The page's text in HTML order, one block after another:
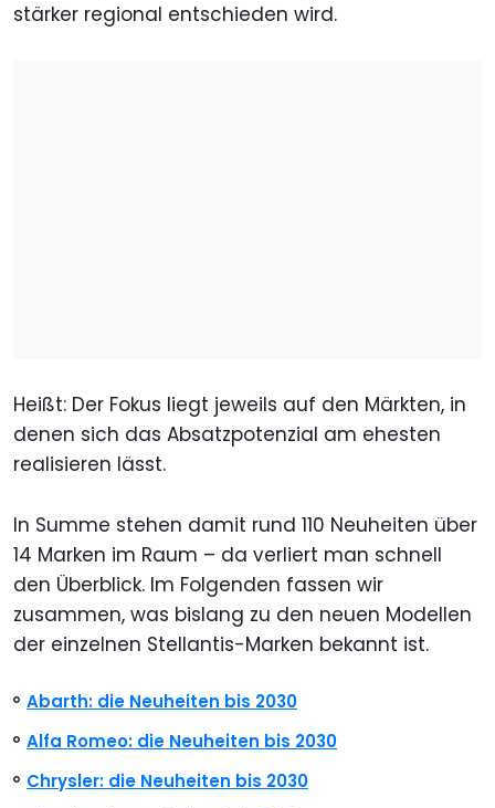
stärker regional entschieden wird.
Heißt: Der Fokus liegt jeweils auf den Märkten, in
denen sich das Absatzpotenzial am ehesten
realisieren lässt.
In Summe stehen damit rund 110 Neuheiten über
14 Marken im Raum – da verliert man schnell
den Überblick. Im Folgenden fassen wir
zusammen, was bislang zu den neuen Modellen
der einzelnen Stellantis-Marken bekannt ist.
Abarth: die Neuheiten bis 2030
Alfa Romeo: die Neuheiten bis 2030
Chrysler: die Neuheiten bis 2030